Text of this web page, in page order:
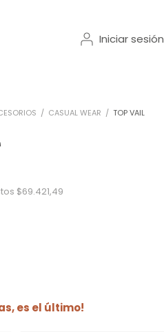
Iniciar sesión
/ CASUAL WEAR / TOP VAIL
$69.421,49
es el último!